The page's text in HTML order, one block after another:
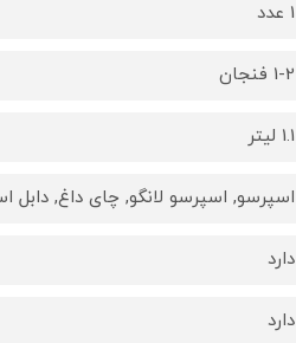
1 عدد
1-2 فنجان
1.1 لیتر
اسپرسو, اسپرسو لانگو, چای داغ, دابل
دارد
دارد